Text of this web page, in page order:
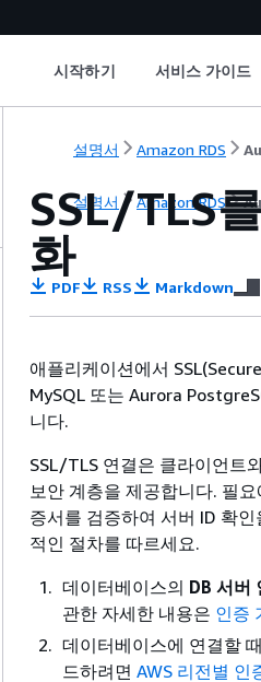
시작하기 서비스 가이드
설명서 Amazon RDS
설명서 Amazon RDS
SSL/TLS
화
PDF RSS Markdown
애플리케이션에서
MySQL 또는 Aurora
니다.
SSL/TLS 연결은 클라이언트
보안 계층을 제공합니다. 필
증서를 검증하여 서버 ID 확
적인 절차를 따르세요.
데이터베이스의 DB 서버
관한 자세한 내용은 인증
데이터베이스에 연결할
드하려면 AWS 리전별 인